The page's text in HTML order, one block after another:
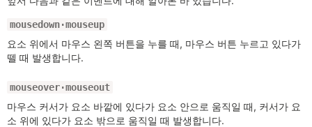
mousedown·mouseup
요소 위에서 마우스 왼쪽 버튼을 누를 때, 마우스 버튼 누르고 있다가
뗄 때 발생합니다.
mouseover·mouseout
마우스 커서가 요소 바깥에 있다가 요소 안으로 움직일 때, 커서가 요
소 위에 있다가 요소 밖으로 움직일 때 발생합니다.